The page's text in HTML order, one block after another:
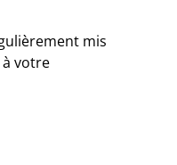
mis
votre